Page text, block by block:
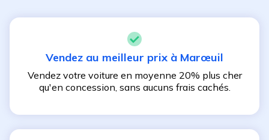
Vendez au meilleur prix à Marœuil
Vendez votre voiture en moyenne 20% plus cher
qu'en concession, sans aucuns frais cachés.